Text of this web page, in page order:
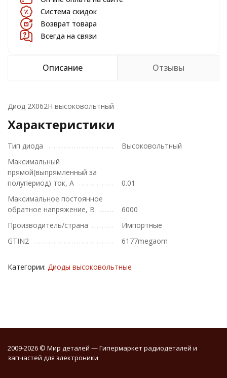
Система скидок
Возврат товара
Всегда на связи
Описание Отзывы
Диод 2X062H высоковольтный
Характеристики
Тип диода
Высоковольтный
Максимальный
прямой(выпрямленный за
полупериод) ток, А
0.01
Максимальное постоянное
обратное напряжение, В
6000
Производитель/страна
Импортные
GTIN2
6177megaom
Категории: Диоды высоковольтные
2009-2026 © Мир деталей — Гипермаркет радиодеталей и
запчастей для электроники